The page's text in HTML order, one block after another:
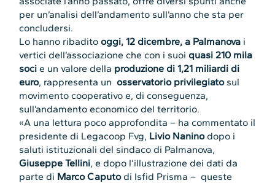
per un’analisi dell’andamento sull’anno che sta per
concludersi.
Lo hanno ribaditooggi, 12 dicembre, a Palmanova i
vertici dell’associazione che con i suoiquasi 210 mila
soci e un valore della produzione di 1,21 miliardi di
euro, rappresenta unosservatorio privilegiatosul
movimento cooperativo e, di conseguenza,
sull’andamento economico del territorio.
«A una lettura poco approfondita – ha commentato il
presidente di Legacoop Fvg, Livio Naninodopo i
saluti istituzionali del sindaco di Palmanova,
Giuseppe Tellini, e dopo l’illustrazione dei dati da
parte di Marco Caputodi Isfid Prisma – queste